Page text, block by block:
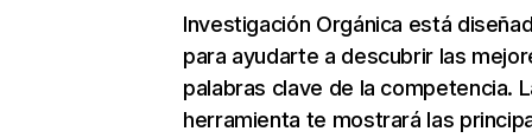
Investigación Orgánica está
para ayudarte a descubrir las
palabras clave de la competencia.
herramienta te mostrará las